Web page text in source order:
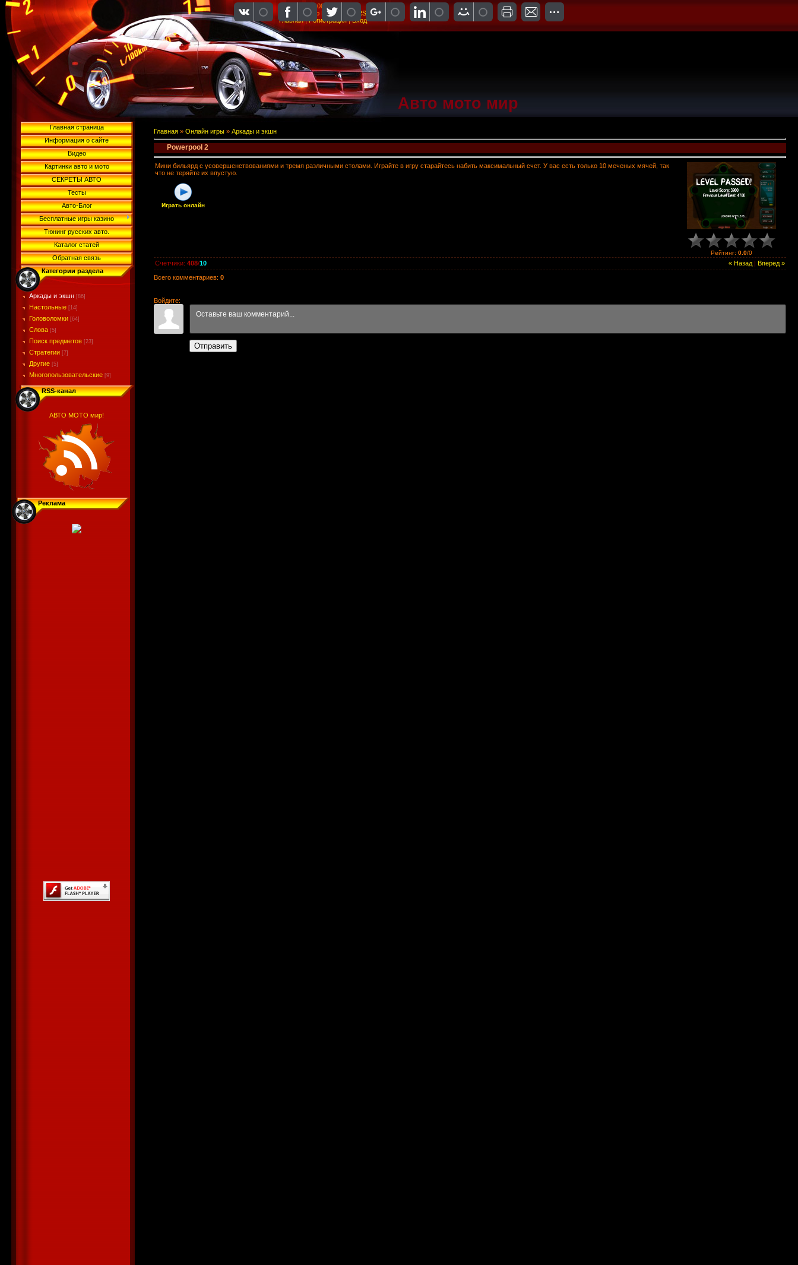
Пятница, 07.08.2026, 02:51
Приветствую Вас
Гость |
RSS
Главная|Регистрация|Вход
Авто мото мир
Главная страница
Информация о сайте
Видео
Картинки авто и мото
СЕКРЕТЫ АВТО
Тесты
Авто-Блог
Бесплатные игры казино
Тюнинг русских авто.
Каталог статей
Обратная связь
Категории раздела
Аркады и экшн [86]
Настольные [14]
Головоломки [64]
Слова [5]
Поиск предметов [23]
Стратегии [7]
Другие [5]
Многопользовательские [9]
RSS-канал
АВТО МОТО мир!
Реклама
Главная » Онлайн игры » Аркады и экшн
Powerpool 2
Мини бильярд с усовершенствованиями и тремя различными столами. Играйте в игру старайтесь набить максимальный счет. У вас есть только 10 меченых мячей, так
что не теряйте их впустую.
Играть онлайн
Рейтинг: 0.0/0
« Назад Вперед »
Счетчики: 408/10
Всего комментариев: 0
Войдите:
Отправить